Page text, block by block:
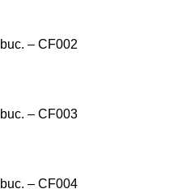
– CF002
– CF003
– CF004